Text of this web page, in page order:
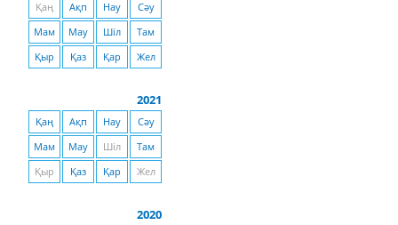
Қаң Ақп Нау
Сәу
Мам
Мау Шіл
Там
Қыр
Қаз Қар Жел
2021
Қаң Ақп Нау
Сәу
Мам
Мау Шіл
Там
Қыр
Қаз Қар Жел
2020